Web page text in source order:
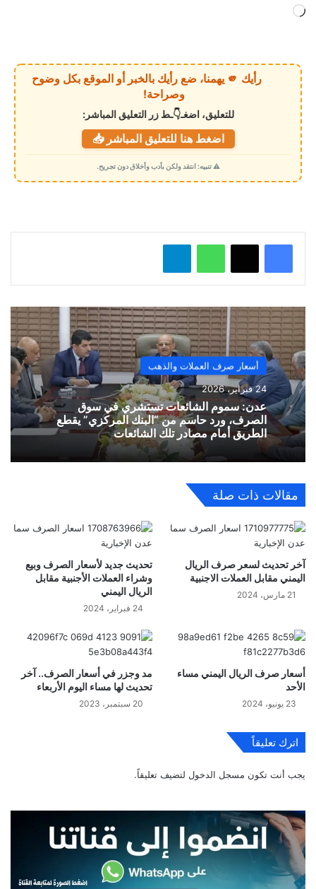
ي
م
ي
رأيك 🫵 يهمنا، ضع رأيك بالخبر أو الموقع بكل وضوح
وصراحة!
للتعليق، اضغـ👇ـط زر التعليق المباشر:
اضغط هنا للتعليق المباشر 📥
⚠️ تنبيه: انتقد ولكن بأدب وأخلاق دون تجريح.
واتساب
أسعار صرف العملات والذهب
24 فبراير، 2026
​عدن: سموم الشائعات تستشري في سوق
الصرف، ورد حاسم من “البنك المركزي” يقطع
الطريق أمام مصادر تلك الشائعات
مقالات ذات صلة
آخر تحديث لسعر صرف الريال
اليمني مقابل العملات الاجنبية
21 مارس، 2024
تحديث جديد لأسعار الصرف وبيع
وشراء العملات الأجنبية مقابل
الريال اليمني
24 فبراير، 2024
أسعار صرف الريال اليمني مساء
الأحد
23 يونيو، 2024
مد وجزر في أسعار الصرف.. آخر
تحديث لها مساء اليوم الأربعاء
20 سبتمبر، 2023
اترك تعليقاً
يجب أنت تكون مسجل الدخول لتضيف تعليقاً.